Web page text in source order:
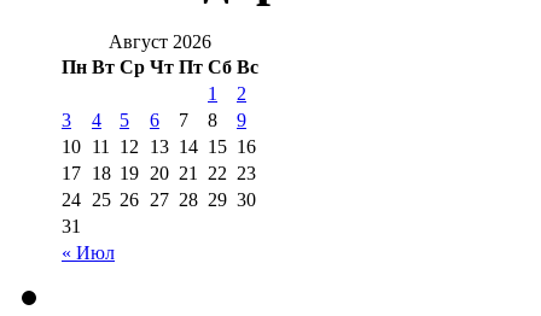
Август 2026
Пн Вт Ср Чт Пт Сб Вс
« Июл
1
2
3
4 5 6 7 8
9
10 11 12 13 14 15 16
17 18 19 20 21 22 23
24 25 26 27 28 29 30
31